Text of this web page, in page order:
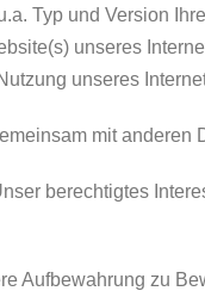
Typ und Version
unseres
unseres
mit anderen
berechtigtes
Aufbewahrung zu